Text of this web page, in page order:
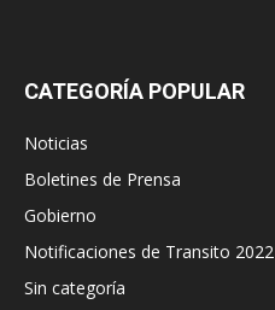
CATEGORÍA POPULAR
Noticias
Boletines de Prensa
Gobierno
Notificaciones de Transito 2022
Sin categoría